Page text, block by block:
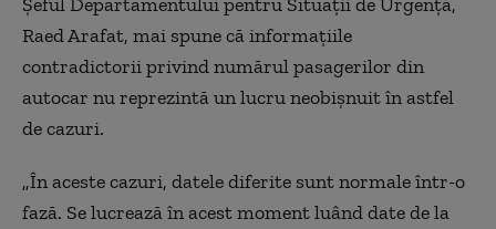
Raed Arafat, mai spune că informaţiile
contradictorii privind numărul pasagerilor din
autocar nu reprezintă un lucru neobişnuit în astfel
de cazuri.
„În aceste cazuri, datele diferite sunt normale într-o
fază. Se lucrează în acest moment luând date de la